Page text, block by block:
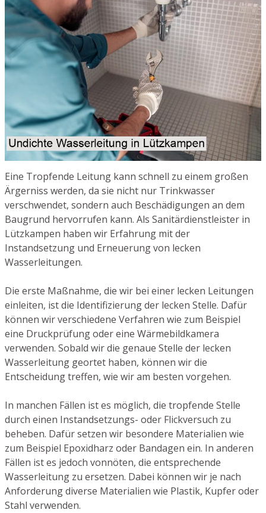
Eine Tropfende Leitung kann schnell zu einem großen
Ärgerniss werden, da sie nicht nur Trinkwasser
verschwendet, sondern auch Beschädigungen an dem
Baugrund hervorrufen kann. Als Sanitärdienstleister in
Lützkampen haben wir Erfahrung mit der
Instandsetzung und Erneuerung von lecken
Wasserleitungen.
Die erste Maßnahme, die wir bei einer lecken Leitungen
einleiten, ist die Identifizierung der lecken Stelle. Dafür
können wir verschiedene Verfahren wie zum Beispiel
eine Druckprüfung oder eine Wärmebildkamera
verwenden. Sobald wir die genaue Stelle der lecken
Wasserleitung geortet haben, können wir die
Entscheidung treffen, wie wir am besten vorgehen.
In manchen Fällen ist es möglich, die tropfende Stelle
durch einen Instandsetzungs- oder Flickversuch zu
beheben. Dafür setzen wir besondere Materialien wie
zum Beispiel Epoxidharz oder Bandagen ein. In anderen
Fällen ist es jedoch vonnöten, die entsprechende
Wasserleitung zu ersetzen. Dabei können wir je nach
Anforderung diverse Materialien wie Plastik, Kupfer oder
Stahl verwenden.